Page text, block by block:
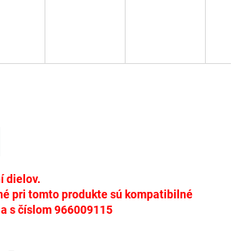
dielov.
pri tomto produkte sú kompatibilné
s číslom 966009115